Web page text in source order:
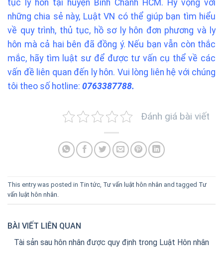
tục ly hôn tại huyện Bình Chánh HCM. Hy vọng với
những chia sẻ này, Luật VN có thể giúp bạn tìm hiểu
về quy trình, thủ tục, hồ sơ ly hôn đơn phương và ly
hôn mà cả hai bên đã đồng ý. Nếu bạn vẫn còn thắc
mắc, hãy tìm luật sư để được tư vấn cụ thể về các
vấn đề liên quan đến ly hôn. Vui lòng liên hệ với chúng
tôi theo số hotline: 0763387788.
Đánh giá bài viết
This entry was posted in Tin tức, Tư vấn luật hôn nhân and tagged Tư
vấn luật hôn nhân.
BÀI VIẾT LIÊN QUAN
Tài sản sau hôn nhân được quy định trong Luật Hôn nhân